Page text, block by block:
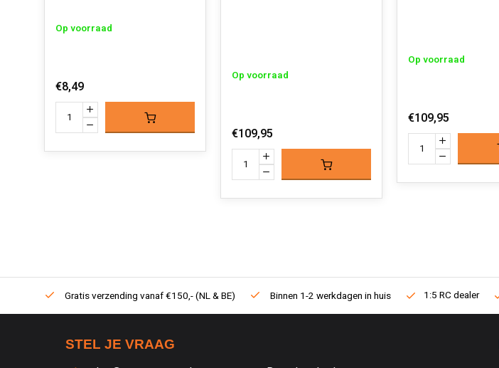
Op voorraad
€8,49
Op voorraad
€109,95
Op voorraad
€109,95
Gratis verzending vanaf €150,- (NL & BE) Binnen 1-2 werkdagen in huis 1:5 RC dealer
STEL JE VRAAG